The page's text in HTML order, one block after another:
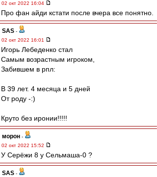
02 окт 2022 16:04
Про фан айди кстати после вчера все понятно.
SAS -
02 окт 2022 16:01
Игорь Лебеденко стал
Самым возрастным игроком,
Забившем в рпл:
В 39 лет. 4 месяца и 5 дней
От роду -:)
Круто без иронии!!!!!
морон -
02 окт 2022 15:52
У Серёжи 8 у Сельмаша-0 ?
SAS -